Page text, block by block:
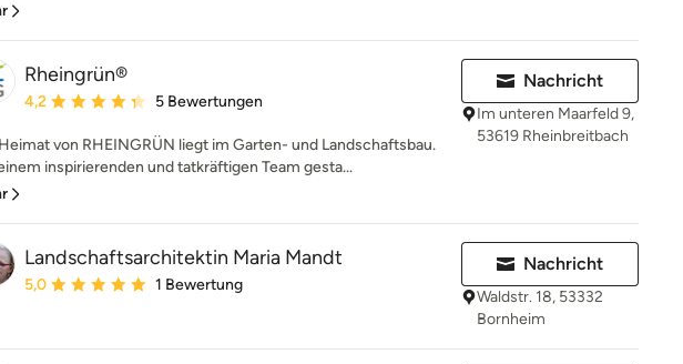
Rheingrün®
Durchschnittliche Bewertung: 4.2 von 5 Sternen
4,2 5 Bewertungen
von RHEINGRÜN liegt im Garten- und Landschaftsbau.
inspirierenden und tatkräftigen Team gesta...
Nachricht
Im unteren Maarfeld 9,
53619 Rheinbreitbach
Landschaftsarchitektin Maria Mandt
Durchschnittliche Bewertung: 5 von 5 Sternen
5,0 1 Bewertung
Nachricht
Waldstr. 18, 53332
Bornheim